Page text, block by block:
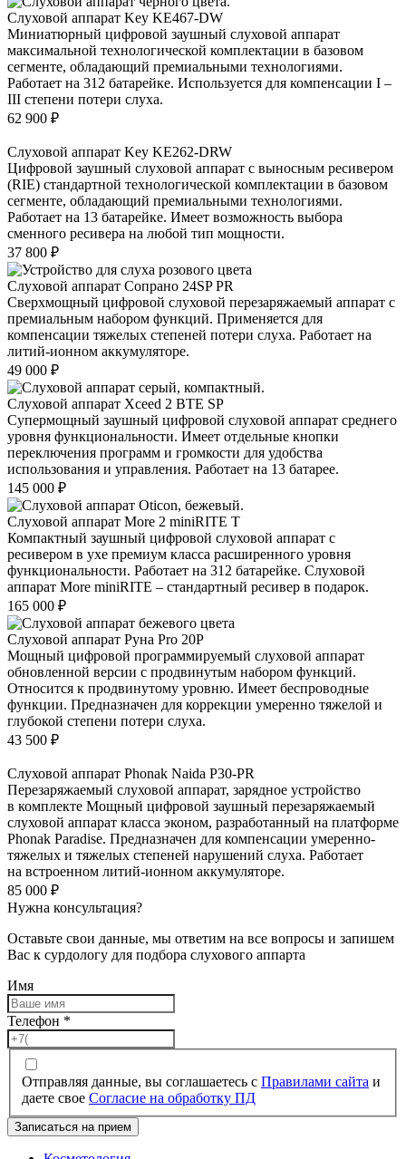
Слуховой аппарат Key KE467-DW
Миниатюрный цифровой заушный слуховой аппарат
максимальной технологической комплектации в базовом
сегменте, обладающий премиальными технологиями.
Работает на 312 батарейке. Используется для компенсации I –
III степени потери слуха.
62 900 ₽
Слуховой аппарат Key KE262-DRW
Цифровой заушный слуховой аппарат с выносным ресивером
(RIE) стандартной технологической комплектации в базовом
сегменте, обладающий премиальными технологиями.
Работает на 13 батарейке. Имеет возможность выбора
сменного ресивера на любой тип мощности.
37 800 ₽
Слуховой аппарат Сопрано 24SP PR
Сверхмощный цифровой слуховой перезаряжаемый аппарат с
премиальным набором функций. Применяется для
компенсации тяжелых степеней потери слуха. Работает на
литий-ионном аккумуляторе.
49 000 ₽
Слуховой аппарат Xceed 2 BTE SP
Супермощный заушный цифровой слуховой аппарат среднего
уровня функциональности. Имеет отдельные кнопки
переключения программ и громкости для удобства
использования и управления. Работает на 13 батарее.
145 000 ₽
Слуховой аппарат More 2 miniRITE T
Компактный заушный цифровой слуховой аппарат с
ресивером в ухе премиум класса расширенного уровня
функциональности. Работает на 312 батарейке. Слуховой
аппарат More miniRITE – стандартный ресивер в подарок.
165 000 ₽
Слуховой аппарат Руна Pro 20P
Мощный цифровой программируемый слуховой аппарат
обновленной версии с продвинутым набором функций.
Относится к продвинутому уровню. Имеет беспроводные
функции. Предназначен для коррекции умеренно тяжелой и
глубокой степени потери слуха.
43 500 ₽
Слуховой аппарат Phonak Naida P30-PR
Перезаряжаемый слуховой аппарат, зарядное устройство
в комплекте Мощный цифровой заушный перезаряжаемый
слуховой аппарат класса эконом, разработанный на платформе
Phonak Paradise. Предназначен для компенсации умеренно-
тяжелых и тяжелых степеней нарушений слуха. Работает
на встроенном литий-ионном аккумуляторе.
85 000 ₽
Нужна консультация?
Оставьте свои данные, мы ответим на все вопросы и запишем
Вас к сурдологу для подбора слухового аппарта
Имя
Телефон *
Отправляя данные, вы соглашаетесь с Правилами сайта и
даете свое Согласие на обработку ПД
Записаться на прием